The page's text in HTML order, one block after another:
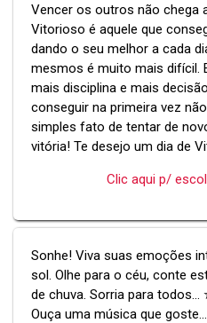
Vencer os outros não chega
Vitorioso é aquele que
dando o seu melhor a cada
mesmos é muito mais difícil.
mais disciplina e mais
conseguir na primeira vez
simples fato de tentar de
vitória! Te desejo um dia de
Clic aqui p/
Sonhe! Viva suas emoções
sol. Olhe para o céu, conte
de chuva. Sorria para
Ouça uma música que